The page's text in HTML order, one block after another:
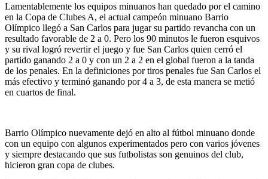
Lamentablemente los equipos minuanos han quedado por el camino
en la Copa de Clubes A, el actual campeón minuano Barrio
Olímpico llegó a San Carlos para jugar su partido revancha con un
resultado favorable de 2 a 0. Pero los 90 minutos le fueron esquivos
y su rival logró revertir el juego y fue San Carlos quien cerró el
partido ganando 2 a 0 y con un 2 a 2 en el global fueron a la tanda
de los penales. En la definiciones por tiros penales fue San Carlos el
más efectivo y terminó ganando por 4 a 3, de esta manera se metió
en cuartos de final.
Barrio Olímpico nuevamente dejó en alto al fútbol minuano donde
con un equipo con algunos experimentados pero con varios jóvenes
y siempre destacando que sus futbolistas son genuinos del club,
hicieron gran copa de clubes.